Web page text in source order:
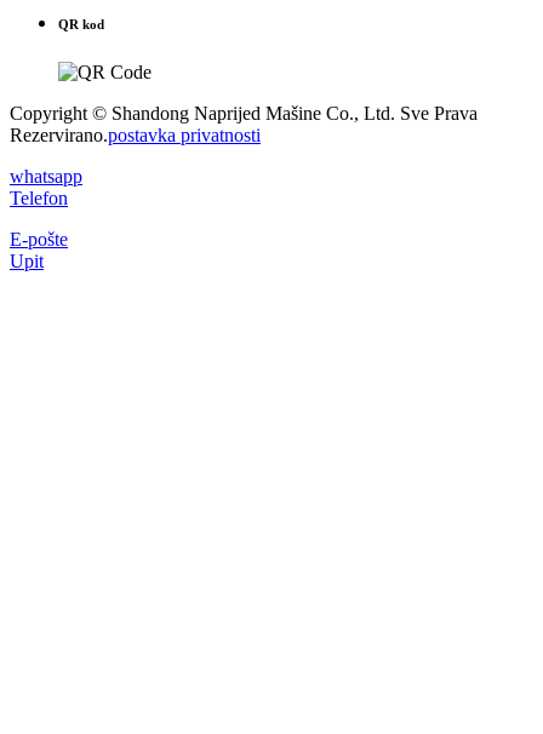
QR kod
Copyright © Shandong Naprijed Mašine Co., Ltd. Sve Prava
Rezervirano.postavka privatnosti
whatsapp
Telefon
E-pošte
Upit